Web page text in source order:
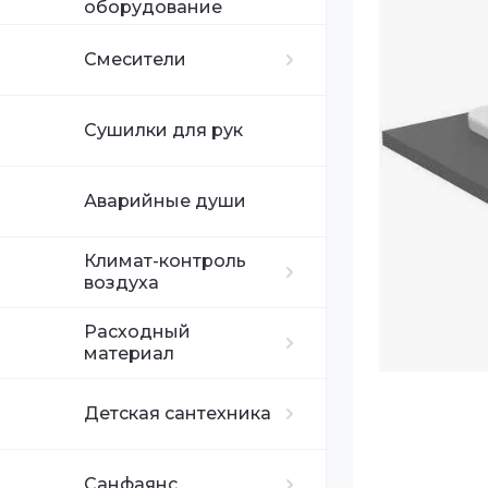
оборудование
Держатели
Диспенсеры
Диспенсеры
Смесители
Сушилки для рук
Аварийные души
Климат-контроль
воздуха
Расходный
материал
Детская сантехника